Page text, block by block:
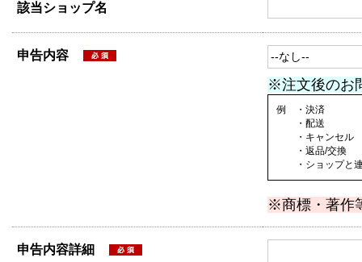
該当ショップ名
申告内容
※注文後のお
例 ・決済
・配送
・キャンセル
・返品/交換
・ショップと連
※商標・著作
申告内容詳細